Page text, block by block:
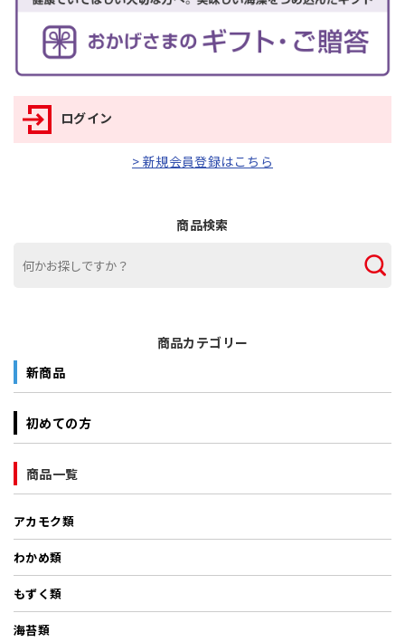
ログイン
> 新規会員登録はこちら
商品検索
商品カテゴリー
新商品
初めての方
商品一覧
アカモク類
わかめ類
もずく類
海苔類